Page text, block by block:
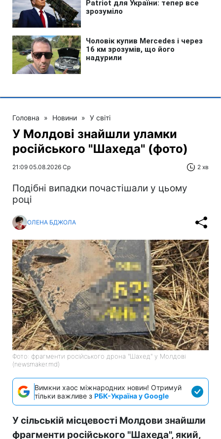
Головна » Новини » У світі
У Молдові знайшли уламки
російського "Шахеда" (фото)
21:09 05.08.2026 Ср 2 хв
Подібні випадки почастішали у цьому
році
ОЛЕНА БДЖОЛА
Фото: фрагменти російського дрона "Шахед" у Молдові
(newsmaker.md)
Вимкни хаос міжнародних новин! Отримуй
тільки важливе з РБК-Україна у Google
У сільській місцевості Молдови знайшли
фрагменти російського "Шахеда", який,